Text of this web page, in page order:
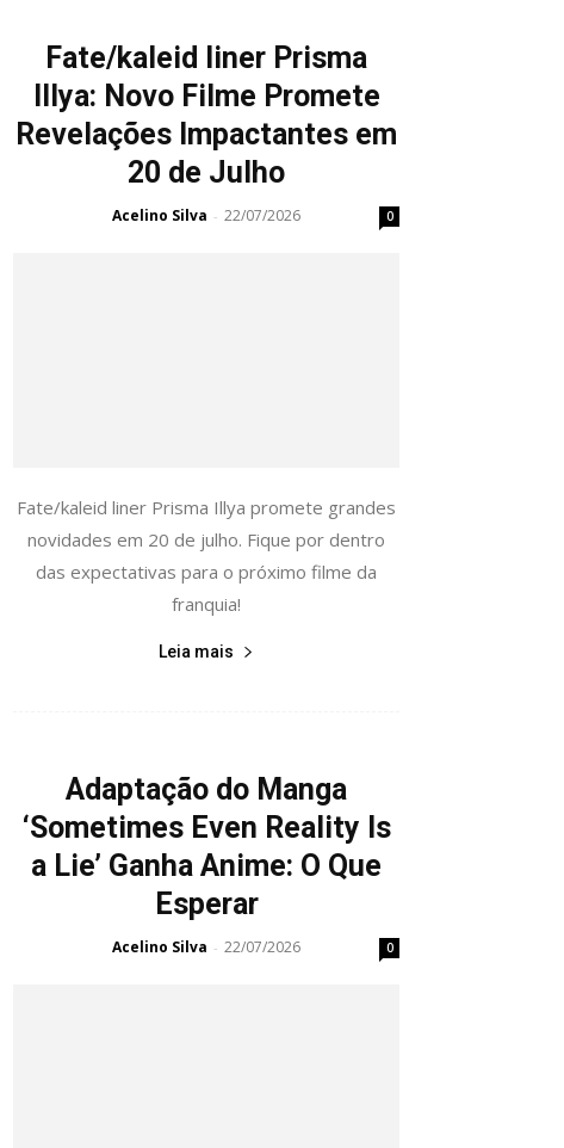
Fate/kaleid liner Prisma
Illya: Novo Filme Promete
Revelações Impactantes em
20 de Julho
Acelino Silva - 22/07/2026 0
Fate/kaleid liner Prisma Illya promete grandes
novidades em 20 de julho. Fique por dentro
das expectativas para o próximo filme da
franquia!
Leia mais
Adaptação do Manga
‘Sometimes Even Reality Is
a Lie’ Ganha Anime: O Que
Esperar
Acelino Silva - 22/07/2026 0